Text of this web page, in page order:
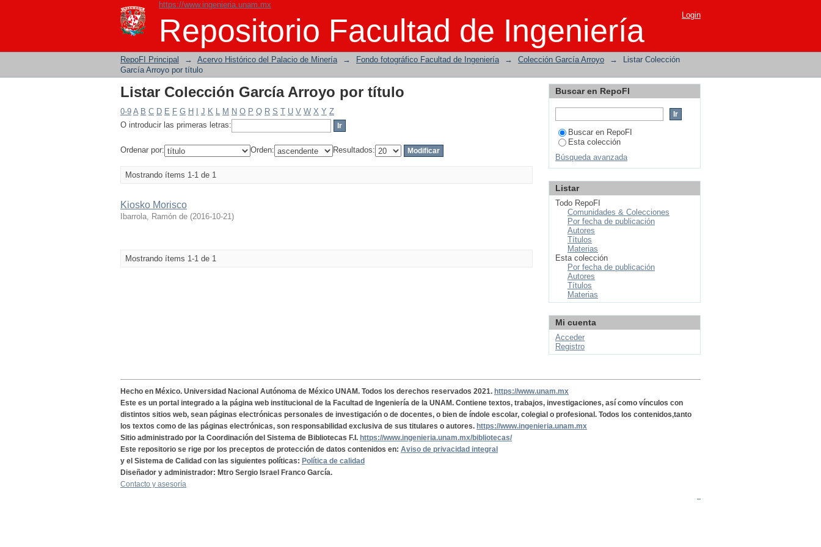
https://www.ingenieria.unam.mx
Repositorio Facultad de Ingeniería
Listar Colección García Arroyo por título Login
RepoFI Principal → Acervo Histórico del Palacio de Minería → Fondo fotográfico Facultad de Ingeniería → Colección García Arroyo →
Listar Colección
García Arroyo por título
Listar Colección García Arroyo por título
0-9 A B C D E F G H J K L M N O P Q R S T U V W X Y Z
O introducir las primeras letras:
Ordenar por: Orden: Resultados:
Mostrando ítems 1-1 de 1
Kiosko Morisco
Ibarrola, Ramón de (2016-10-21)
Mostrando ítems 1-1 de 1
Buscar en RepoFI
Buscar en RepoFI
Esta colección
Búsqueda avanzada
Listar
Todo RepoFI
Comunidades & Colecciones
Por fecha de publicación
Autores
Títulos
Materias
Esta colección
Por fecha de publicación
Autores
Títulos
Materias
Mi cuenta
Acceder
Registro
Hecho en México. Universidad Nacional Autónoma de México UNAM. Todos los derechos reservados 2021. https://www.unam.mx
Este es un portal integrado a la página web institucional de la Facultad de Ingeniería de la UNAM. Contiene textos, trabajos, investigaciones, así como vínculos con
distintos sitios web, sean páginas electrónicas personales de investigación o de docentes, o bien de índole escolar, colegial o profesional. Todos los contenidos,tanto
los textos como de las páginas electrónicas, son responsabilidad exclusiva de sus titulares o autores. https://www.ingenieria.unam.mx
Sitio administrado por la Coordinación del Sistema de Bibliotecas F.I. https://www.ingenieria.unam.mx/bibliotecas/
Este repositorio se rige por los preceptos de protección de datos contenidos en: Aviso de privacidad integral
y el Sistema de Calidad con las siguientes políticas: Política de calidad
Diseñador y administrador: Mtro Sergio Israel Franco García.
Contacto y asesoría